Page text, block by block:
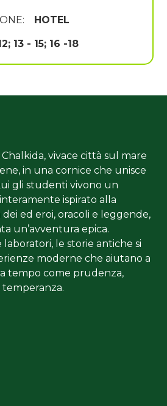
HOTEL
13 - 15; 16 -18
Chalkida, vivace città sul mare
in una cornice che unisce
gli studenti vivono un
ispirato alla
ed eroi, oracoli e leggende,
un’avventura epica.
le storie antiche si
moderne che aiutano a
tempo come prudenza,